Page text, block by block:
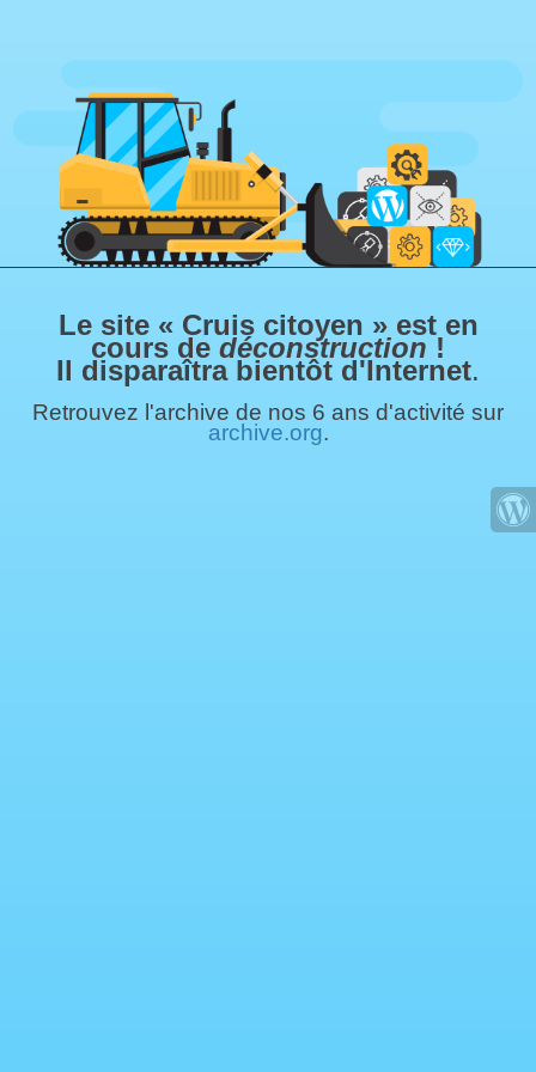
Le site « Cruis citoyen » est en
cours de déconstruction !
Il disparaîtra bientôt d'Internet.
Retrouvez l'archive de nos 6 ans d'activité sur
archive.org.